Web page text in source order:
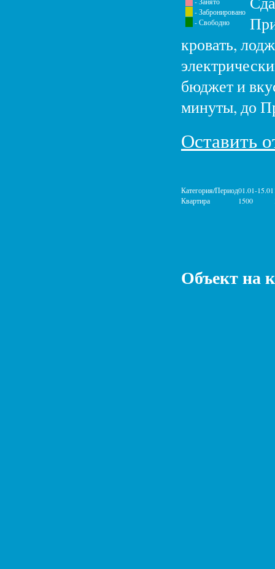
- Забронировано
- Свободно
кровать,
бюджет и
минуты, до
Оставить
Категория/Период01.01-15.01
Квартира
1500
Объект на